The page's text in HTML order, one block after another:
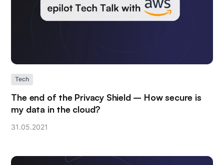
Tech
The end of the Privacy Shield – How secure is
my data in the cloud?
31.05.2021